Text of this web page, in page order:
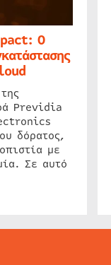
Ο
Previdia
δόρατος,
με
Σε αυτό